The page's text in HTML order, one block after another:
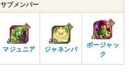
サブメンバー
マジュニア ジャネンバ
ボージャッ
ク